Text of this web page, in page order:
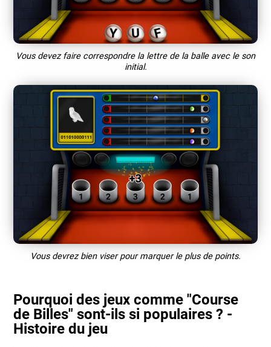
Vous devez faire correspondre la lettre de la balle avec le son
initial.
Vous devrez bien viser pour marquer le plus de points.
Pourquoi des jeux comme "Course
de Billes" sont-ils si populaires ? -
Histoire du jeu